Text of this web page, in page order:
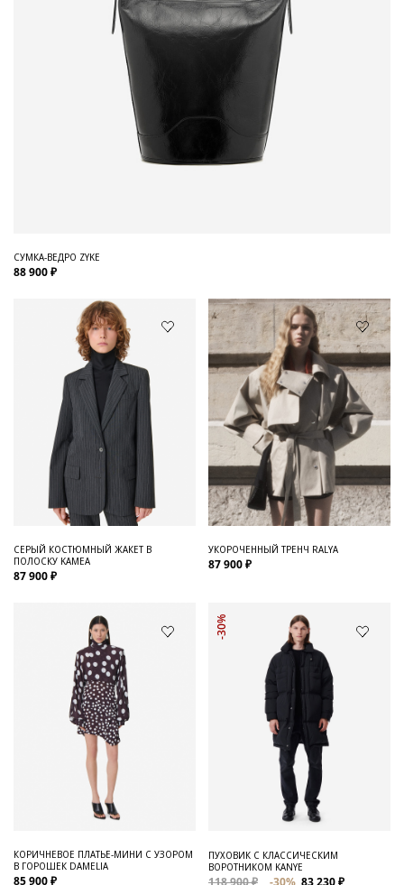
СУМКА-ВЕДРО ZYKE
88 900 ₽
СЕРЫЙ КОСТЮМНЫЙ ЖАКЕТ В
ПОЛОСКУ KAMEA
87 900 ₽
УКОРОЧЕННЫЙ ТРЕНЧ RALYA
87 900 ₽
КОРИЧНЕВОЕ ПЛАТЬЕ-МИНИ С УЗОРОМ
В ГОРОШЕК DAMELIA
85 900 ₽
-30%
ПУХОВИК С КЛАССИЧЕСКИМ
ВОРОТНИКОМ KANYE
118 900 ₽ -30% 83 230 ₽